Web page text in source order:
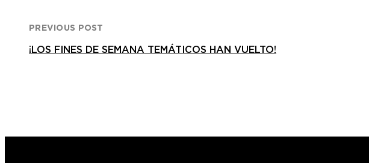
PREVIOUS POST
¡LOS FINES DE SEMANA TEMÁTICOS HAN VUELTO!